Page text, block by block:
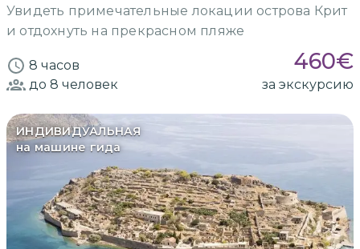
Увидеть примечательные локации острова Крит
и отдохнуть на прекрасном пляже
8 часов 460€
до 8 человек за экскурсию
ИНДИВИДУАЛЬНАЯ
на машине гида